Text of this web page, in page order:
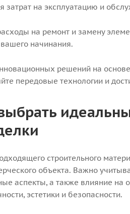
затрат на эксплуатацию и
на ремонт и замену
начинания.
решений на
передовые технологии и
строительного
объекта. Важно
аспекты, а также влияние
эстетики и безопасности.